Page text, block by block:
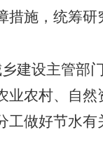
措施，统筹研
建设主管部门
业农村、自然
工做好节水有